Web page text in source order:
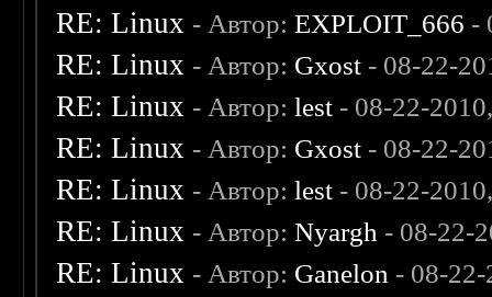
RE: Linux - Автор:EXPLOIT_666 -
RE: Linux - Автор: Gxost - 08-22-
RE: Linux - Автор:lest - 08-22-
RE: Linux - Автор: Gxost - 08-22-
RE: Linux - Автор:lest - 08-22-
RE: Linux - Автор:Nyargh - 08-22-
RE: Linux - Автор: Ganelon - 08-